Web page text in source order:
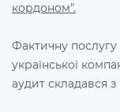
кордоном".
Фактичну послугу
української
аудит складався з